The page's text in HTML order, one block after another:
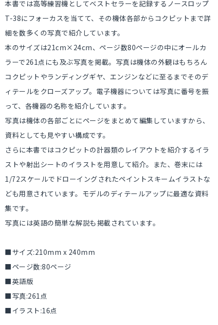
本書では高等練習機としてベストセラーを記録するノースロップ
T-38にフォーカスを当てて、その機体各部からコクピットまで詳
細を数多くの写真で紹介しています。
本のサイズは21cm×24cm、ページ数80ページの中にオールカ
ラーで261点にも及ぶ写真を掲載。写真は機体の外観はもちろん
コクピットやランディングギヤ、エンジンなどに至るまでそのデ
ィテールをクローズアップ。電子機器については写真に番号を振
って、各機器の名称を紹介しています。
写真は機体の各部ごとにページをまとめて編集していますから、
資料としても見やすい構成です。
さらに本書ではコクピットの計器類のレイアウトを紹介するイラ
ストや射出シートのイラストを用意して紹介。また、巻末には
1/72スケールでドローイングされたペイントスキームイラストな
ども用意されています。モデルのディテールアップに最適な資料
集です。
写真には英語の簡単な解説も掲載されています。
■サイズ:210mm x 240mm
■ページ数:80ページ
■英語版
■写真:261点
■イラスト:16点